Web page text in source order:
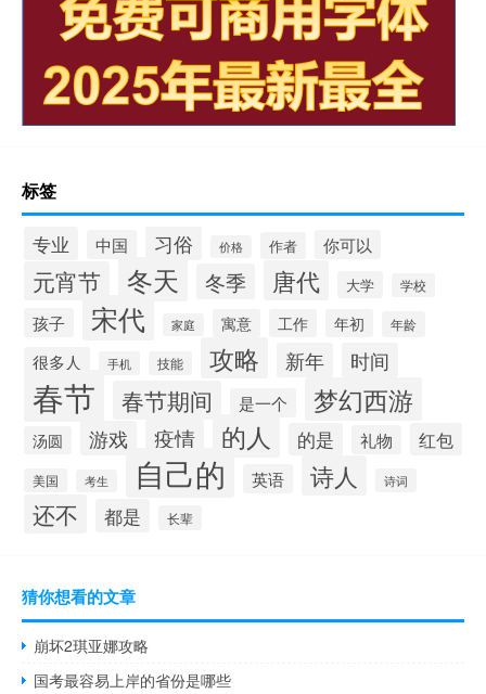
标签
专业 中国 习俗 价格 作者 你可以
元宵节 冬天 冬季 唐代 大学 学校
孩子 宋代 家庭 寓意 工作 年初 年龄
很多人 手机 技能 攻略 新年 时间
春节 春节期间 是一个 梦幻西游
汤圆 游戏 疫情 的人 的是 礼物 红包
美国 考生 自己的 英语 诗人 诗词
还不 都是 长辈
猜你想看的文章
崩坏2琪亚娜攻略
国考最容易上岸的省份是哪些